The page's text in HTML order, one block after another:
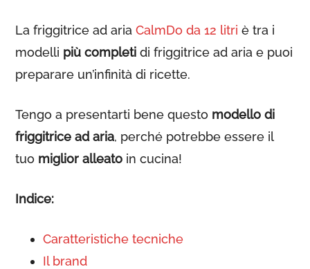
La friggitrice ad aria CalmDo da 12 litri è tra i
modelli più completi di friggitrice ad aria e puoi
preparare un’infinità di ricette.
Tengo a presentarti bene questo modello di
friggitrice ad aria, perché potrebbe essere il
tuo miglior alleato in cucina!
Indice:
Caratteristiche tecniche
Il brand